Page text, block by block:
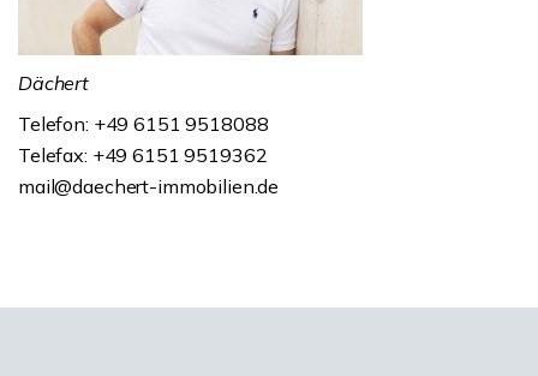
Dächert
Telefon: +49 6151 9518088
Telefax: +49 6151 9519362
mail@daechert-immobilien.de